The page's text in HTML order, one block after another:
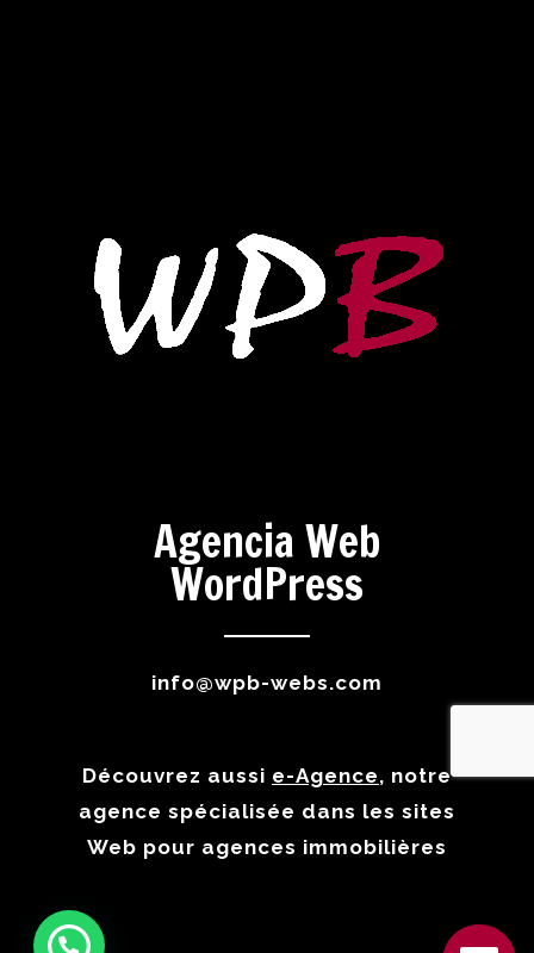
Agencia Web
WordPress
info@wpb-webs.com
Découvrez aussi e-Agence, notre
agence spécialisée dans les sites
Web pour agences immobilières